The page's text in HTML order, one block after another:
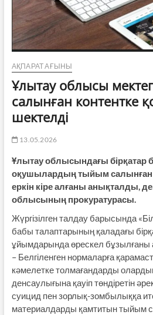
АҚПАРАТ АҒЫНЫ
Ұлытау облысы
салынған контентке
шектелді
13.05.2026
Ұлытау облысындағы бірқатар
оқушылардың тыйым салынған
еркін кіре алғаны анықталды,
облысының прокуратурасы.
Жүргізілген талдау барысында
бабы талаптарының қаладағы
ұйымдарында өрескел бұзылғаны
– Белгіленген нормаларға
кәмелетке толмағандарды
денсаулығына қауіп төндіретін
суицид пен зорлық-зомбылыққа
материалдарды қамтитын тыйым